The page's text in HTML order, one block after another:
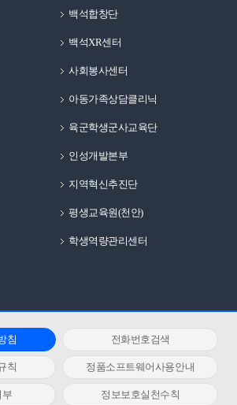
백석합창단
백석XR센터
사회봉사센터
아동가족상담클리닉
육군학생군사교육단
인성개발본부
지역혁신추진단
평생교육원(천안)
학생역량관리센터
침 전화번호검색
칙 정품소프트웨어사용안내
부 정보보호실천수칙